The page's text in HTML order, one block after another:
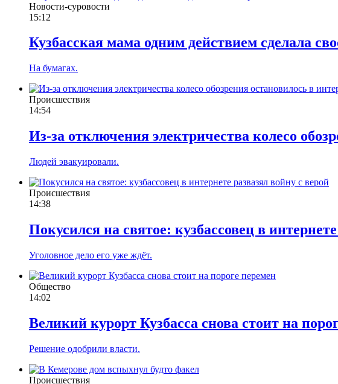
Новости-суровости
15:12
Кузбасская мама одним действием сделала
На бумагах.
Происшествия
14:54
Из-за отключения электричества колесо
Людей эвакуировали.
Происшествия
14:38
Покусился на святое: кузбассовец в
Уголовное дело его уже ждёт.
Общество
14:02
Великий курорт Кузбасса снова стоит на
Решение одобрили власти.
Происшествия